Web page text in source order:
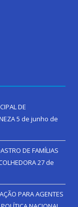
DE
5 de junho de
DE FAMÍLIAS
27 de
PARA AGENTES